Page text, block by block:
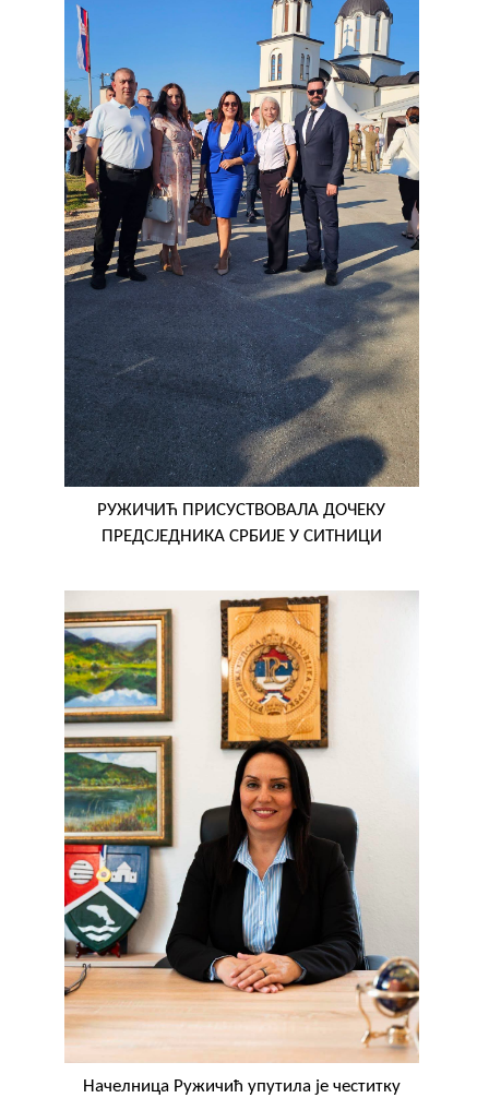
РУЖИЧИЋ ПРИСУСТВОВАЛА ДОЧЕКУ
ПРЕДСЈЕДНИКА СРБИЈЕ У СИТНИЦИ
Начелница Ружичић упутила је честитку